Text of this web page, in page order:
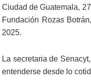
Ciudad de Guatemala,
Fundación Rozas
2025.
La secretaria de
entenderse desde lo